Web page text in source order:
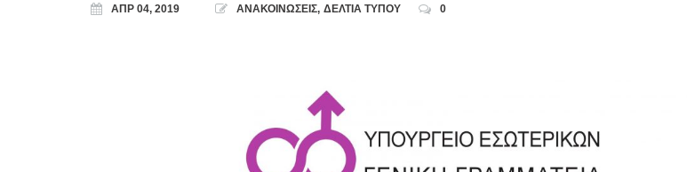
ΑΠΡ 04, 2019 ΑΝΑΚΟΙΝΩΣΕΙΣ, ΔΕΛΤΙΑ ΤΥΠΟΥ 0